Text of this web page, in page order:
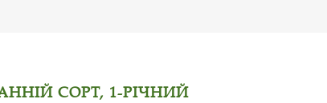
СОРТ, 1-РІЧНИЙ